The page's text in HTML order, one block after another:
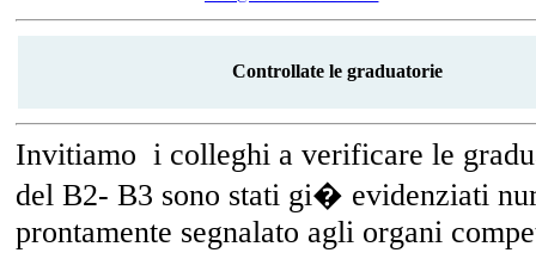
Controllate le graduatorie
Invitiamo i colleghi a verificare le
del B2- B3 sono stati gi� evidenziati
prontamente segnalato agli organi